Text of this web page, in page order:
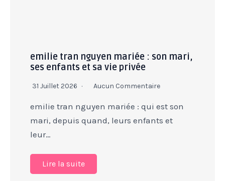
emilie tran nguyen mariée : son mari,
ses enfants et sa vie privée
31 Juillet 2026 Aucun Commentaire
emilie tran nguyen mariée : qui est son
mari, depuis quand, leurs enfants et
leur…
Lire la suite